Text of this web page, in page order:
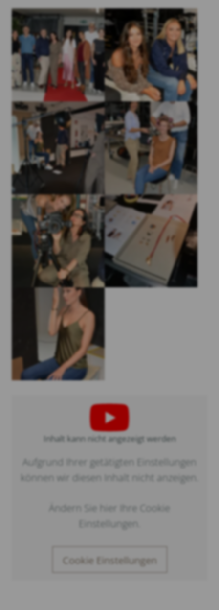
Inhalt kann nicht angezeigt werden
Aufgrund Ihrer getätigten Einstellungen
können wir diesen Inhalt nicht anzeigen.
Ändern Sie hier Ihre Cookie
Einstellungen.
Cookie Einstellungen